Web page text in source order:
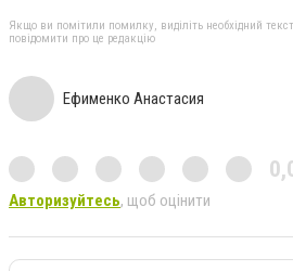
Якщо ви помітили помилку, виділіть необхідний
повідомити про це редакцію
Ефименко Анастасия
Авторизуйтесь, щоб оцінити